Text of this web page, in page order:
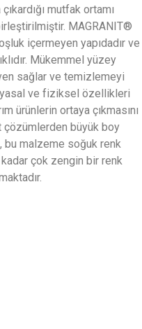
mutfak ortamı
MAGRANIT®
içermeyen yapıdadır ve
Mükemmel yüzey
sağlar ve temizlemeyi
ve fiziksel özellikleri
ürünlerin ortaya çıkmasını
çözümlerden büyük boy
bu malzeme soğuk renk
kadar çok zengin bir renk